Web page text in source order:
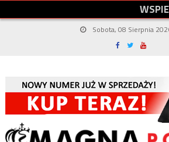
WSPIE
Sobota, 08 Sierpnia